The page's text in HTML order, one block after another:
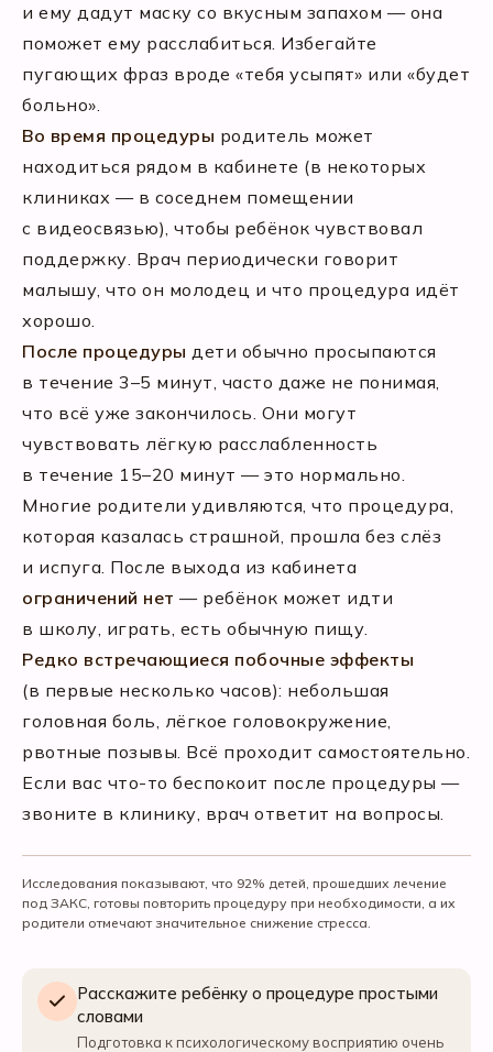
и ему дадут маску со вкусным запахом — она
поможет ему расслабиться. Избегайте
пугающих фраз вроде «тебя усыпят» или «будет
больно».
Во время процедуры родитель может
находиться рядом в кабинете (в некоторых
клиниках — в соседнем помещении
с видеосвязью), чтобы ребёнок чувствовал
поддержку. Врач периодически говорит
малышу, что он молодец и что процедура идёт
хорошо.
После процедуры дети обычно просыпаются
в течение 3–5 минут, часто даже не понимая,
что всё уже закончилось. Они могут
чувствовать лёгкую расслабленность
в течение 15–20 минут — это нормально.
Многие родители удивляются, что процедура,
которая казалась страшной, прошла без слёз
и испуга. После выхода из кабинета
ограничений нет — ребёнок может идти
в школу, играть, есть обычную пищу.
Редко встречающиеся побочные эффекты
(в первые несколько часов): небольшая
головная боль, лёгкое головокружение,
рвотные позывы. Всё проходит самостоятельно.
Если вас что-то беспокоит после процедуры —
звоните в клинику, врач ответит на вопросы.
Исследования показывают, что 92% детей, прошедших лечение
под ЗАКС, готовы повторить процедуру при необходимости, а их
родители отмечают значительное снижение стресса.
Расскажите ребёнку о процедуре простыми
словами
Подготовка к психологическому восприятию очень